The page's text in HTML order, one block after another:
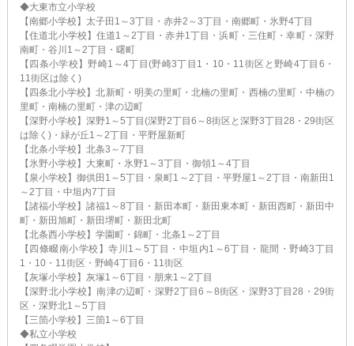
◆大東市立小学校
【南郷小学校】太子田1～3丁目・赤井2～3丁目・南郷町・氷野4丁目
【住道北小学校】住道1～2丁目・赤井1丁目・浜町・三住町・幸町・深野
南町・谷川1～2丁目・曙町
【四条小学校】野崎1～4丁目(野崎3丁目1・10・11街区と野崎4丁目6・
11街区は除く)
【四条北小学校】北新町・明美の里町・北楠の里町・西楠の里町・中楠の
里町・南楠の里町・津の辺町
【深野小学校】深野1～5丁目(深野2丁目6～8街区と深野3丁目28・29街区
は除く)・緑が丘1～2丁目・平野屋新町
【北条小学校】北条3～7丁目
【氷野小学校】大東町・氷野1～3丁目・御領1～4丁目
【泉小学校】御供田1～5丁目・泉町1～2丁目・平野屋1～2丁目・南新田1
～2丁目・中垣内7丁目
【諸福小学校】諸福1～8丁目・新田本町・新田東本町・新田西町・新田中
町・新田旭町・新田堺町・新田北町
【北条西小学校】学園町・錦町・北条1～2丁目
【四條畷南小学校】寺川1～5丁目・中垣内1～6丁目・龍間・野崎3丁目
1・10・11街区・野崎4丁目6・11街区
【灰塚小学校】灰塚1～6丁目・朋来1～2丁目
【深野北小学校】南津の辺町・深野2丁目6～8街区・深野3丁目28・29街
区・深野北1～5丁目
【三箇小学校】三箇1～6丁目
◆私立小学校